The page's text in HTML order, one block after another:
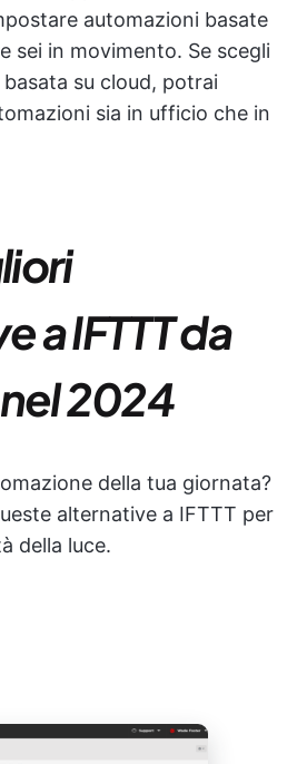
automazioni basate
sei in movimento. Se scegli
su cloud, potrai
sia in ufficio che in
a IFTTT da
2024
della tua giornata?
alternative a IFTTT per
della luce.